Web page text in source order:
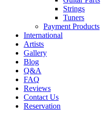
Strings
Tuners
Payment Products
International
Artists
Gallery
Blog
Q&A
FAQ
Reviews
Contact Us
Reservation